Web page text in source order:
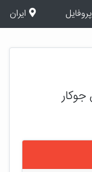
پروفایل ایران